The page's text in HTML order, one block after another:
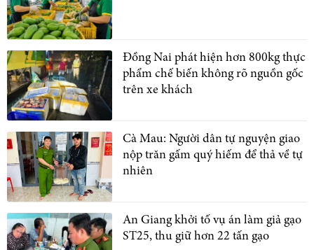
Đồng Nai phát hiện hơn 800kg thực
phẩm chế biến không rõ nguồn gốc
trên xe khách
Cà Mau: Người dân tự nguyện giao
nộp trăn gấm quý hiếm để thả về tự
nhiên
An Giang khởi tố vụ án làm giả gạo
ST25, thu giữ hơn 22 tấn gạo